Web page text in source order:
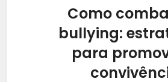
Como
bullying:
para